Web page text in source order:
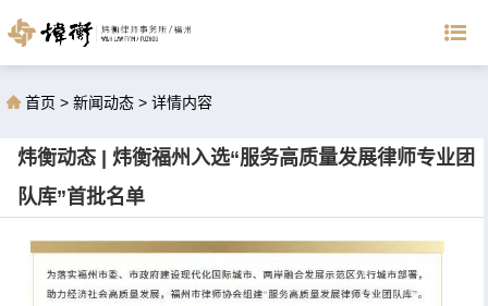
首页 > 新闻动态 > 详情内容
炜衡动态 | 炜衡福州入选“服务高质量发展律师专业团
队库”首批名单